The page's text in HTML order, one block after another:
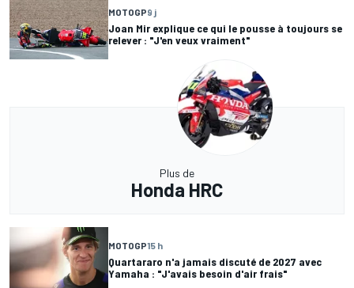
MOTOGP9 j
Joan Mir explique ce qui le pousse à toujours se
relever : "J'en veux vraiment"
Plus de
Honda HRC
MOTOGP15 h
Quartararo n'a jamais discuté de 2027 avec
Yamaha : "J'avais besoin d'air frais"